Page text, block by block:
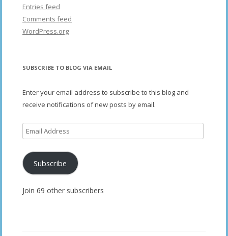
Entries feed
Comments feed
WordPress.org
SUBSCRIBE TO BLOG VIA EMAIL
Enter your email address to subscribe to this blog and
receive notifications of new posts by email.
Email
Address
Subscribe
Join 69 other subscribers